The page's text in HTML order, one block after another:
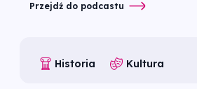
Przejdź do podcastu
Historia Kultura